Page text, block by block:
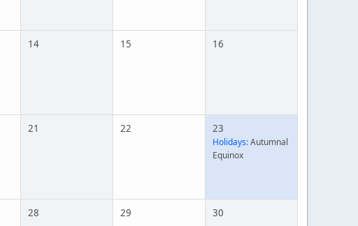
14 15 16
21 22 23
Holidays:Autumnal
Equinox
28 29 30